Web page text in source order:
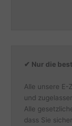
✔ Nur die
Alle unsere E-
und
Alle
dass Sie